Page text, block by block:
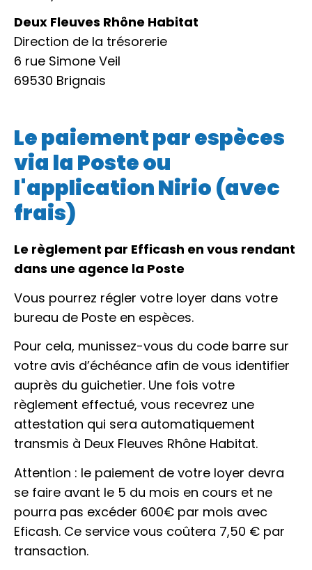
Deux Fleuves Rhône Habitat
Direction de la trésorerie
6 rue Simone Veil
69530 Brignais
Le paiement par espèces
via la Poste ou
l'application Nirio (avec
frais)
Le règlement par Efficash en vous rendant
dans une agence la Poste
Vous pourrez régler votre loyer dans votre
bureau de Poste en espèces.
Pour cela, munissez-vous du code barre sur
votre avis d’échéance afin de vous identifier
auprès du guichetier. Une fois votre
règlement effectué, vous recevrez une
attestation qui sera automatiquement
transmis à Deux Fleuves Rhône Habitat.
Attention : le paiement de votre loyer devra
se faire avant le 5 du mois en cours et ne
pourra pas excéder 600€ par mois avec
Eficash. Ce service vous coûtera 7,50 € par
transaction.